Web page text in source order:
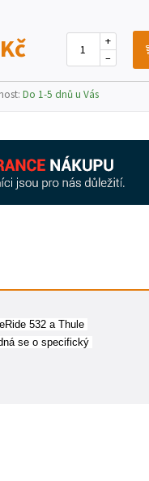
–
+
Do 1-5 dnů u Vás
532 a Thule
se o specifický